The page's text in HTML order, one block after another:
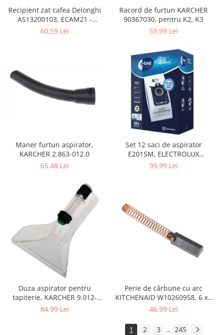
Playere, Boxe & Casti
Telescoape & Optica
Ambalaje cadouri
Cadouri
Curatenie si intretinere
Recipient zat cafea Delonghi
AS13200103, ECAM21 -
ECAM25
60,59 Lei
Racord de furtun KARCHER
90367030, pentru K2, K3
59,99 Lei
Maner furtun aspirator,
KARCHER 2.863-012.0
65,48 Lei
Set 12 saci de aspirator
E201SM, ELECTROLUX
9001684811, CLASSIC LONG
99,99 Lei
Duza aspirator pentru
tapiterie, KARCHER 9.012-
278.0, SE4001, SE4002, SE5100
84,99 Lei
Perie de cărbune cu arc
KITCHENAID W10260958, 6 x6
x 19 mm, pentru 5KSM15
46,99 Lei
1 2 3 ... 245